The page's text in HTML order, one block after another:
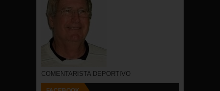
COMENTARISTA DEPORTIVO